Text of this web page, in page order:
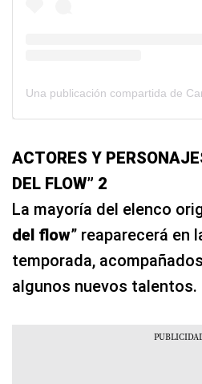
ACTORES Y
DEL FLOW” 2
La mayoría del elenco
del flow” reaparecerá en
temporada,
algunos nuevos talentos.